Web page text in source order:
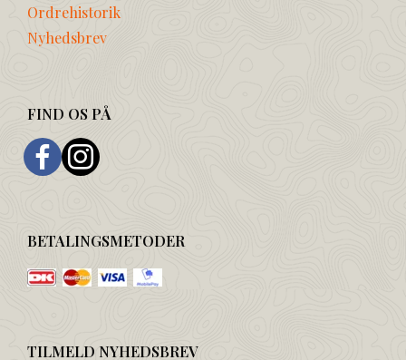
Ordrehistorik
Nyhedsbrev
FIND OS PÅ
BETALINGSMETODER
TILMELD NYHEDSBREV